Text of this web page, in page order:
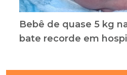
Bebê de quase 5 kg
bate recorde em